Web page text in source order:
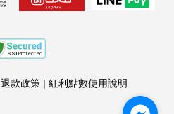
退款政策 紅利點數使用說明